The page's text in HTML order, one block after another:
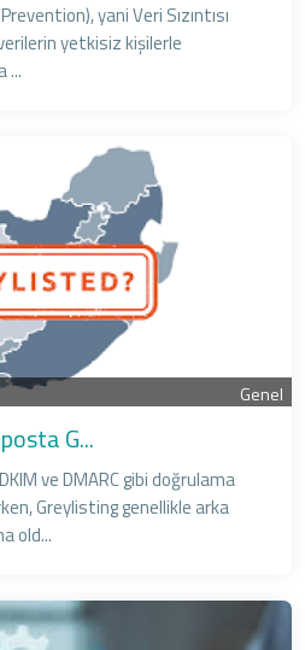
yani Veri Sızıntısı
yetkisiz kişilerle
...
Genel
G...
ve DMARC gibi doğrulama
Greylisting genellikle arka
old...